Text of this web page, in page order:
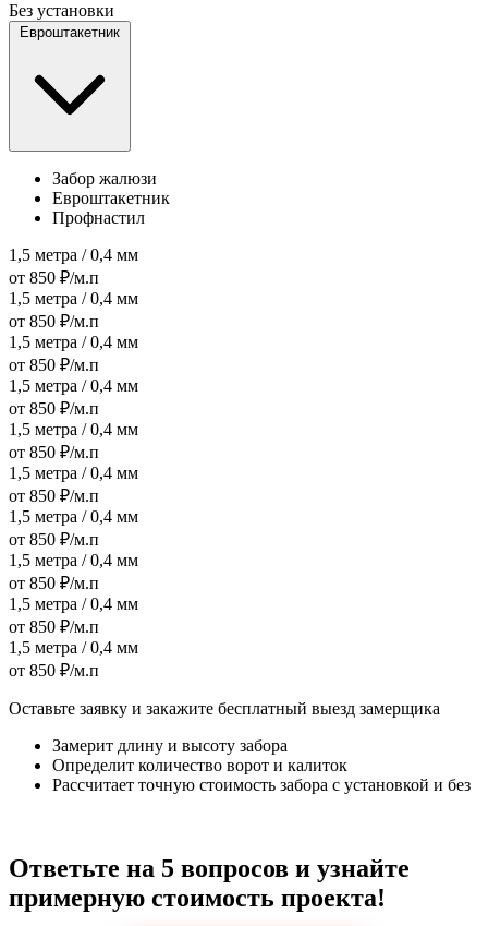
Без установки
Евроштакетник
Забор жалюзи
Евроштакетник
Профнастил
1,5 метра / 0,4 мм
от 850 ₽/м.п
1,5 метра / 0,4 мм
от 850 ₽/м.п
1,5 метра / 0,4 мм
от 850 ₽/м.п
1,5 метра / 0,4 мм
от 850 ₽/м.п
1,5 метра / 0,4 мм
от 850 ₽/м.п
1,5 метра / 0,4 мм
от 850 ₽/м.п
1,5 метра / 0,4 мм
от 850 ₽/м.п
1,5 метра / 0,4 мм
от 850 ₽/м.п
1,5 метра / 0,4 мм
от 850 ₽/м.п
1,5 метра / 0,4 мм
от 850 ₽/м.п
Оставьте заявку и закажите бесплатный выезд замерщика
Замерит длину и высоту забора
Определит количество ворот и калиток
Рассчитает точную стоимость забора с установкой и без
Ответьте на 5 вопросов и узнайте
примерную стоимость проекта!